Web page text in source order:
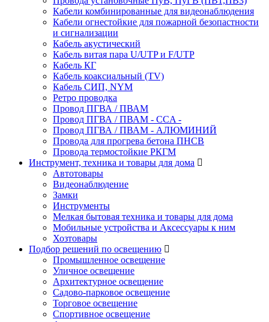
Кабели комбинированные для видеонаблюдения
Кабели огнестойкие для пожарной безопастности
и сигнализации
Кабель акустический
Кабель витая пара U/UTP и F/UTP
Кабель КГ
Кабель коаксиальный (TV)
Кабель СИП, NYM
Ретро проводка
Провод ПГВА / ПВАМ
Провод ПГВА / ПВАМ - CCA -
Провод ПГВА / ПВАМ - АЛЮМИНИЙ
Провода для прогрева бетона ПНСВ
Провода термостойкие РКГМ
Инструмент, техника и товары для дома
Автотовары
Видеонаблюдение
Замки
Инструменты
Мелкая бытовая техника и товары для дома
Мобильные устройства и Аксессуары к ним
Хозтовары
Подбор решений по освещению
Промышленное освещение
Уличное освещение
Архитектурное освещение
Садово-парковое освещение
Торговое освещение
Спортивное освещение